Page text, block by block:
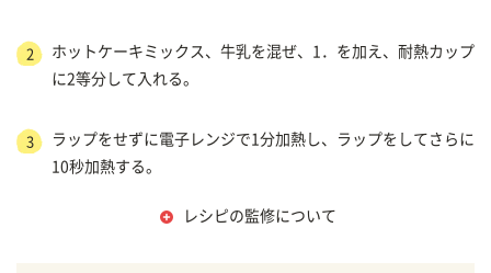
2
ホットケーキミックス、牛乳を混ぜ、1．を加え、耐熱カップ
に2等分して入れる。
3
ラップをせずに電子レンジで1分加熱し、ラップをしてさらに
10秒加熱する。
レシピの監修について